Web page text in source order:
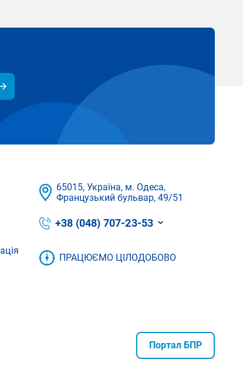
65015, Україна, м. Одеса,
Французький бульвар, 49/51
+38 (048) 707-23-53
ПРАЦЮЄМО ЦІЛОДОБОВО
Портал БПР